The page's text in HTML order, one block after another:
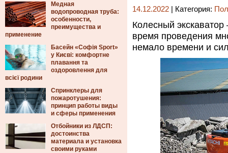
Медная
водопроводная труба:
особенности,
преимущества и
применение
Басейн «Софія Sport»
у Києві: комфортне
плавання та
оздоровлення для
всієї родини
Спринклеры для
пожаротушения:
принцип работы виды
и сферы применения
Отбойники из ЛДСП:
достоинства
материала и установка
своими руками
14.12.2022 | Категория:
Колесный экскаватор
время проведения
немало времени и